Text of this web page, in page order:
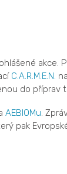
akce.
C.A.R.M.E.N.
do příprav
AEBIOMu.
pak